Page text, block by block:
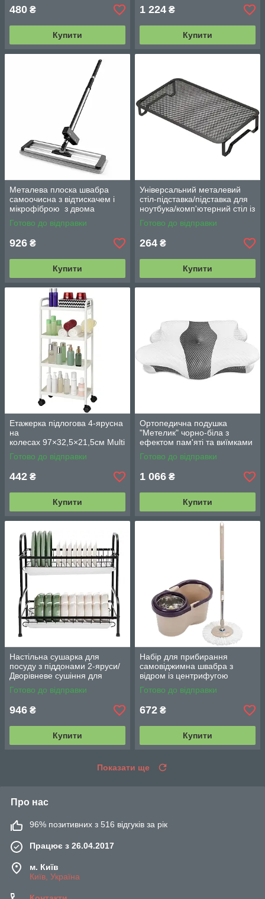
480 ₴
Купити
1 224 ₴
Купити
Металева плоска швабра
самоочисна з відтискачем і
мікрофіброю з двома
змінними насадками M06
42см
Готово до відправки
926 ₴
Купити
Універсальний металевий
стіл-підставка/підставка для
ноутбука/комп'ютерний стіл із
вентиляцією
Готово до відправки
264 ₴
Купити
Етажерка підлогова 4-ярусна
на
колесах 97×32,5×21,5см Multi
fucntion Rack JC606
/ Підлогова вузька стелаж-
етажерка
Готово до відправки
442 ₴
Купити
Ортопедична подушка
"Метелик" чорно-біла з
ефектом пам'яті та виїмками
для рук/ Анатомічна подушка
для голови, шиї
Готово до відправки
1 066 ₴
Купити
Настільна сушарка для
посуду з піддонами 2-яруси/
Дворівневе сушіння для
посуду Double Layered
Kitchen Rack
Готово до відправки
946 ₴
Купити
Набір для прибирання
самовіджимна швабра з
відром із центрифугою
Rotating Mop 360/Троба
швабра стрічка
Готово до відправки
672 ₴
Купити
Показати ще
Про нас
96% позитивних з 516 відгуків за рік
Працює з 26.04.2017
м. Київ
Київ, Україна